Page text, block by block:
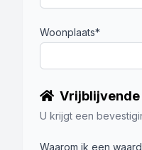
Woonplaats*
U krijgt een
Waarom ik een